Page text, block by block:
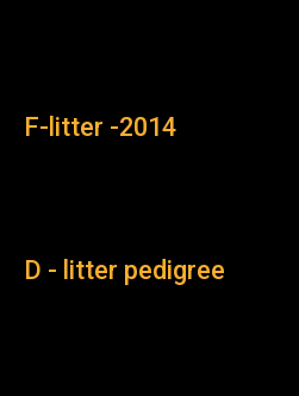
F-litter -2014
D - litter pedigree